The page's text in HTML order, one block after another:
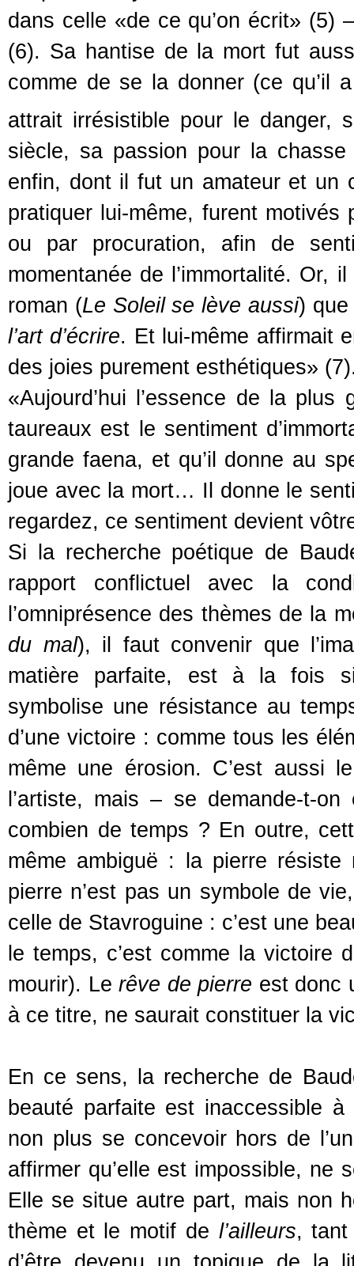
dans celle «de ce qu’on écrit» (5)
(6). Sa hantise de la mort fut
comme de se la donner (ce qu’il
attrait irrésistible pour le danger,
siècle, sa passion pour la
enfin, dont il fut un amateur et un
pratiquer lui-même, furent
ou par procuration, afin de
momentanée de l’immortalité. Or,
roman (Le Soleil se lève aussi) que
l’art d’écrire. Et lui-même affirmait
des joies purement esthétiques»
«Aujourd’hui l’essence de la
taureaux est le sentiment
grande faena, et qu’il donne au
joue avec la mort… Il donne le
regardez, ce sentiment devient
Si la recherche poétique de
rapport conflictuel avec la
l’omniprésence des thèmes de la
du mal), il faut convenir que
matière parfaite, est à la fois
symbolise une résistance au
d’une victoire : comme tous les
même une érosion. C’est aussi
l’artiste, mais – se demande-t-
combien de temps ? En outre,
même ambiguë : la pierre résiste
pierre n’est pas un symbole de
celle de Stavroguine : c’est une
le temps, c’est comme la
mourir). Lerêve de pierre est donc
à ce titre, ne saurait constituer la
En ce sens, la recherche de
beauté parfaite est inaccessible
non plus se concevoir hors de
affirmer qu’elle est impossible, ne
Elle se situe autre part, mais non
thème et le motif de l’ailleurs,